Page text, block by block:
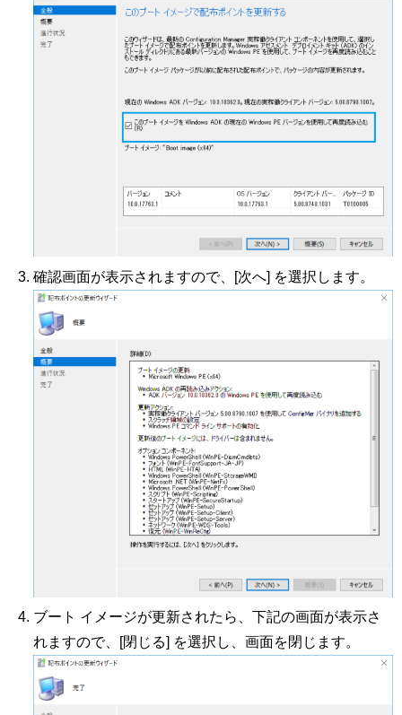
確認画面が表示されますので、[次へ] を選択します。
ブート イメージが更新されたら、下記の画面が表示さ
れますので、[閉じる] を選択し、画面を閉じます。